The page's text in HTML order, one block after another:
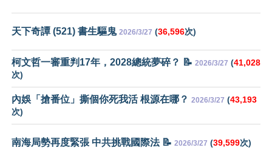
天下奇譚 (521) 書生驅鬼 2026/3/27 (36,596次)
柯文哲一審重判17年，2028總統夢碎？ 📝 2026/3/27 (41,028
次)
內娛「搶番位」撕個你死我活 根源在哪？ 2026/3/27 (43,193
次)
南海局勢再度緊張 中共挑戰國際法 📝 2026/3/27 (39,599次)